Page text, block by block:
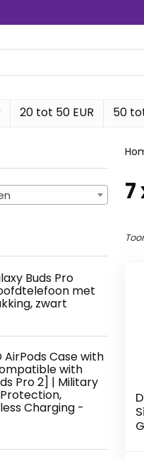
20 tot 50 EUR 50
Buds Pro
met
zwart
AirPods Case with
with
Pro 2] | Military
Charging -
‎7